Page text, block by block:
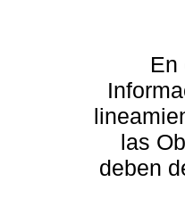
En
las
deben